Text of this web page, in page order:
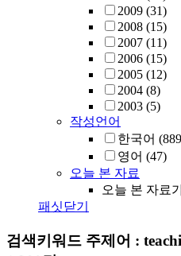
2009 (31)
2008 (15)
2007 (11)
2006 (15)
2005 (12)
2004 (8)
2003 (5)
작성언어
한국어
영어 (47)
오늘 본 자료
오늘 본 자료
패싯닫기
검색키워드 주제어 :